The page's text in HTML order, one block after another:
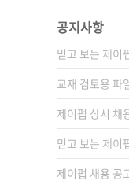
공지사항
믿고 보는 제이
교재 검토용 파
제이펍 상시 채
믿고 보는 제이
제이펍 채용 공